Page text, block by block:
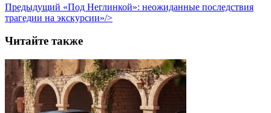
Предыдущий «Под Неглинкой»: неожиданные последствия
трагедии на экскурсии»/>
Читайте также